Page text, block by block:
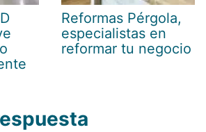
Reformas Pérgola,
especialistas en
reformar tu negocio